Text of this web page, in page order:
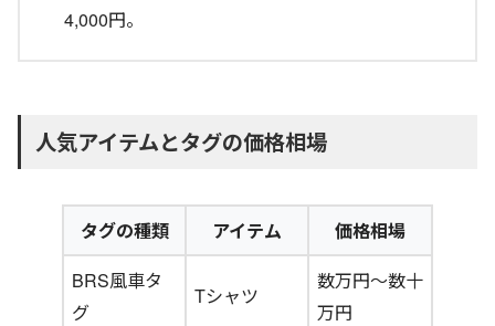
4,000円。
人気アイテムとタグの価格相場
タグの種類 アイテム
価格相場
BRS風車タ
グ
Tシャツ
数万円〜数十
万円